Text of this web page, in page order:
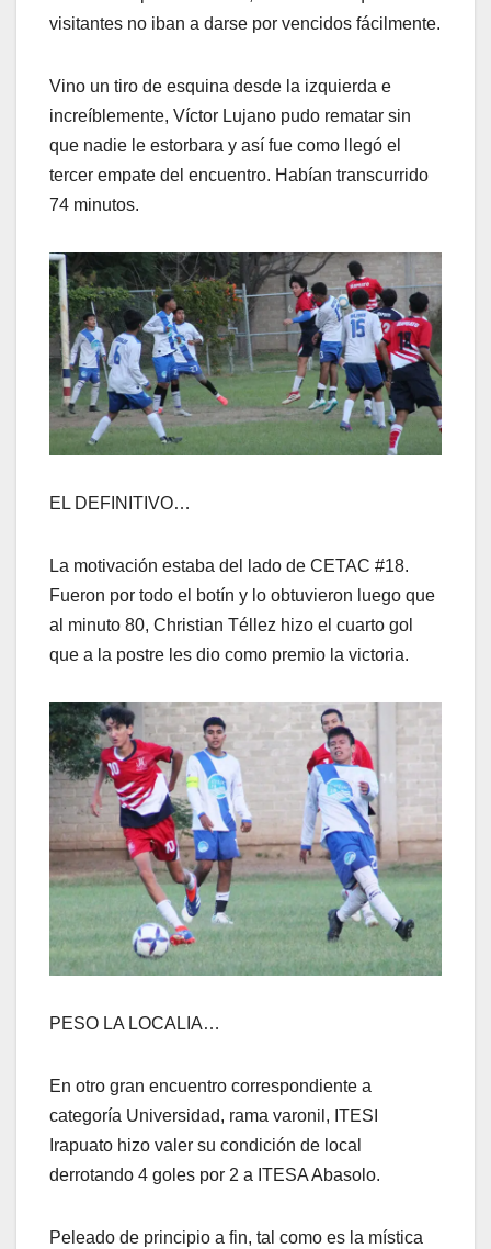
visitantes no iban a darse por vencidos fácilmente.
Vino un tiro de esquina desde la izquierda e
increíblemente, Víctor Lujano pudo rematar sin
que nadie le estorbara y así fue como llegó el
tercer empate del encuentro. Habían transcurrido
74 minutos.
EL DEFINITIVO…
La motivación estaba del lado de CETAC #18.
Fueron por todo el botín y lo obtuvieron luego que
al minuto 80, Christian Téllez hizo el cuarto gol
que a la postre les dio como premio la victoria.
PESO LA LOCALIA…
En otro gran encuentro correspondiente a
categoría Universidad, rama varonil, ITESI
Irapuato hizo valer su condición de local
derrotando 4 goles por 2 a ITESA Abasolo.
Peleado de principio a fin, tal como es la mística